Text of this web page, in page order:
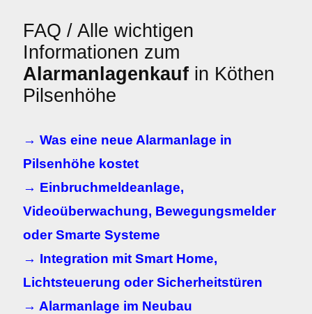
FAQ / Alle wichtigen
Informationen zum
Alarmanlagenkauf in Köthen
Pilsenhöhe
→ Was eine neue Alarmanlage in
Pilsenhöhe kostet
→ Einbruchmeldeanlage,
Videoüberwachung, Bewegungsmelder
oder Smarte Systeme
→ Integration mit Smart Home,
Lichtsteuerung oder Sicherheitstüren
→ Alarmanlage im Neubau